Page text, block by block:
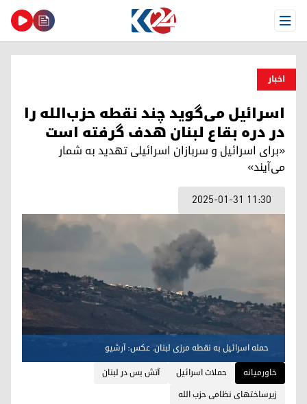
Open Menu
اخبار
اسرائیل می‌گوید چند نقطه حزب‌الله را
در دره بقاع لبنان هدف گرفته است
«برای اسرائیل و سربازان اسرائیلی تهدید به شمار
می‌آیند»
2025-01-31 11:30
حمله اسرائیل به نقطه مرزی لبنان. عکس: آرشیو
خاورمیانه
حملات اسرائیل
آتش بس در لبنان
زیرساختهای نظامی حزب الله